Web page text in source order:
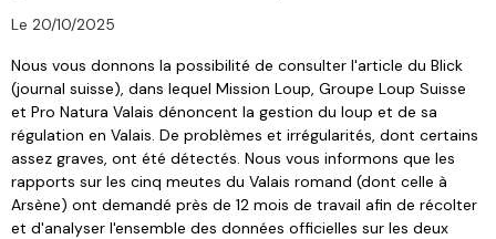
Le 20/10/2025
Nous vous donnons la possibilité de consulter l'article du Blick
(journal suisse), dans lequel Mission Loup, Groupe Loup Suisse
et Pro Natura Valais dénoncent la gestion du loup et de sa
régulation en Valais. De problèmes et irrégularités, dont certains
assez graves, ont été détectés. Nous vous informons que les
rapports sur les cinq meutes du Valais romand (dont celle à
Arsène) ont demandé près de 12 mois de travail afin de récolter
et d'analyser l'ensemble des données officielles sur les deux